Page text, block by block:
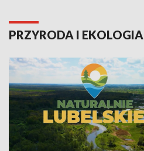
PRZYRODA I EKOLOGIA